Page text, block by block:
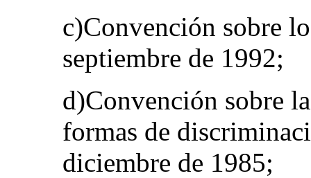
c)Convención sobre
septiembre de 1992;
d)Convención sobre
formas de
diciembre de 1985;